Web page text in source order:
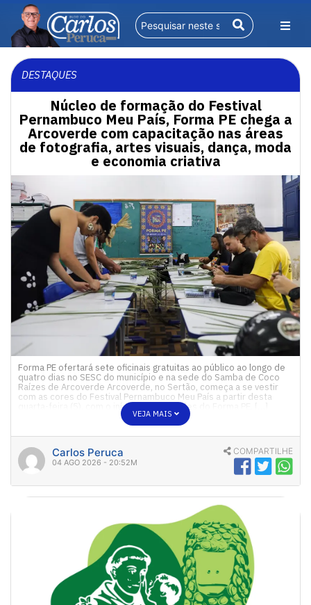
DESTAQUES
Núcleo de formação do Festival
Pernambuco Meu País, Forma PE chega a
Arcoverde com capacitação nas áreas
de fotografia, artes visuais, dança, moda
e economia criativa
Forma PE ofertará sete oficinais gratuitas ao público ao longo de
quatro dias no SESC do município e na sede do Samba de Coco
Raízes de Arcoverde Arcoverde, no Sertão, começa a se vestir
com as cores do Festival Pernambuco Meu País a partir desta
quarta-feira (5), com o início das atividades do Forma PE, […]
VEJA MAIS
Carlos Peruca
04 AGO 2026 - 20:52M
COMPARTILHE